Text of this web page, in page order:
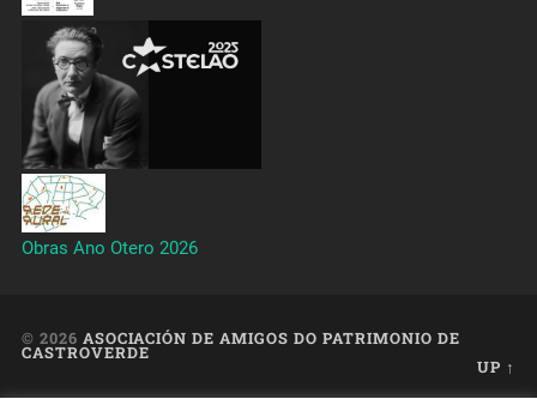
Obras Ano Otero 2026
© 2026 ASOCIACIÓN DE AMIGOS DO PATRIMONIO DE
CASTROVERDE
UP ↑